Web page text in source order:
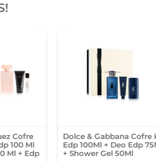
Cofre
100 Ml
Ml + Edp
Dolce & Gabbana Cofre
Edp 100Ml + Deo Edp
+ Shower Gel 50Ml